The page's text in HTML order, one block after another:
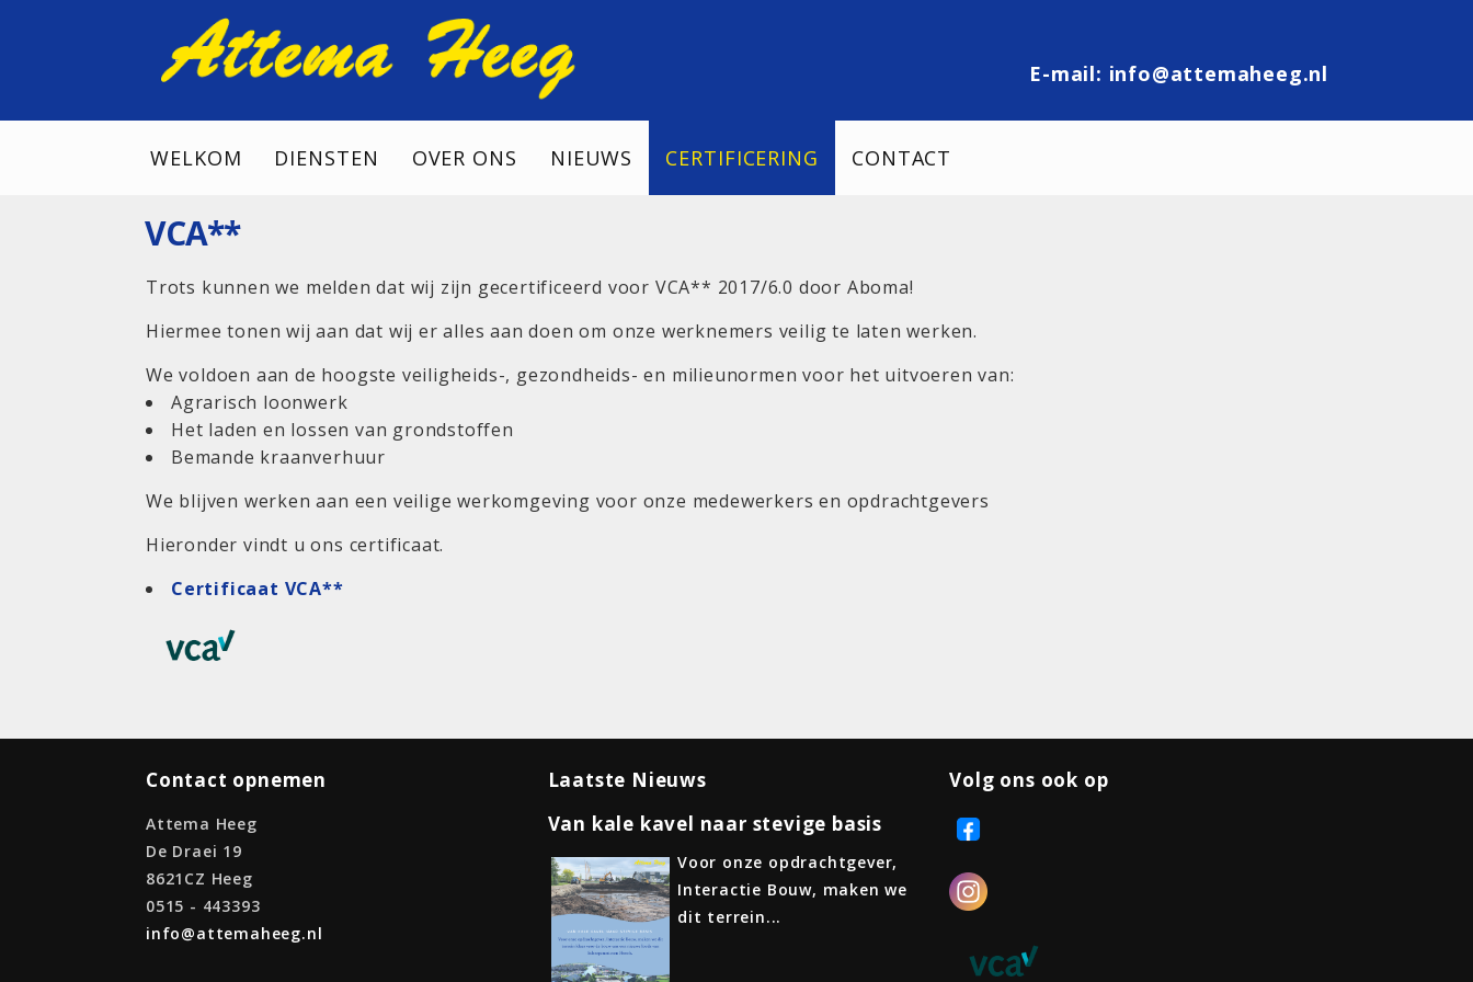
E-mail: info@attemaheeg.nl
WELKOM DIENSTEN OVER ONS NIEUWS CERTIFICERING CONTACT
VCA**
Trots kunnen we melden dat wij zijn gecertificeerd voor VCA** 2017/6.0 door Aboma!
Hiermee tonen wij aan dat wij er alles aan doen om onze werknemers veilig te laten werken.
We voldoen aan de hoogste veiligheids-, gezondheids- en milieunormen voor het uitvoeren van:
Agrarisch loonwerk
Het laden en lossen van grondstoffen
Bemande kraanverhuur
We blijven werken aan een veilige werkomgeving voor onze medewerkers en opdrachtgevers
Hieronder vindt u ons certificaat.
Certificaat VCA**
Contact opnemen
Attema Heeg
De Draei 19
8621CZ Heeg
0515 - 443393
info@attemaheeg.nl
Laatste Nieuws
Van kale kavel naar stevige basis
Voor onze opdrachtgever,
Interactie Bouw, maken we
dit terrein...
Volg ons ook op